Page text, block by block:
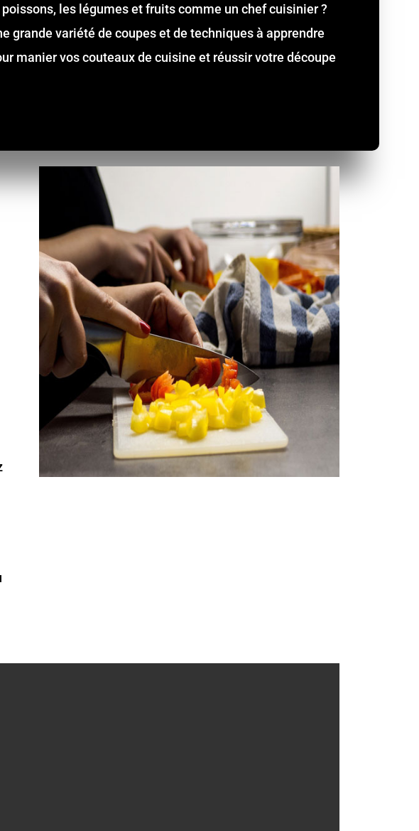
les légumes et fruits comme un chef cuisinier ?
grande variété de coupes et de techniques à apprendre
manier vos couteaux de cuisine et réussir votre découpe